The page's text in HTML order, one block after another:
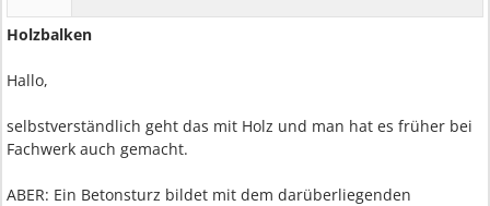
Holzbalken
Hallo,
selbstverständlich geht das mit Holz und man hat es früher bei
Fachwerk auch gemacht.
ABER: Ein Betonsturz bildet mit dem darüberliegenden